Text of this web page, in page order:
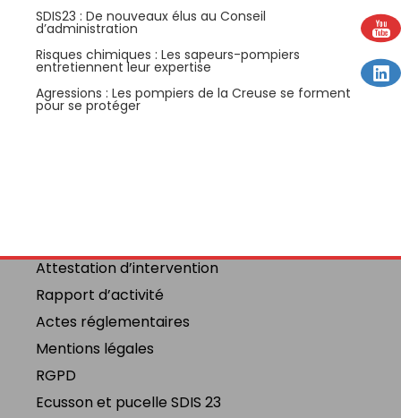
SDIS23 : De nouveaux élus au Conseil
d’administration
Risques chimiques : Les sapeurs-pompiers
entretiennent leur expertise
Agressions : Les pompiers de la Creuse se forment
pour se protéger
Attestation d’intervention
Rapport d’activité
Actes réglementaires
Mentions légales
RGPD
Ecusson et pucelle SDIS 23